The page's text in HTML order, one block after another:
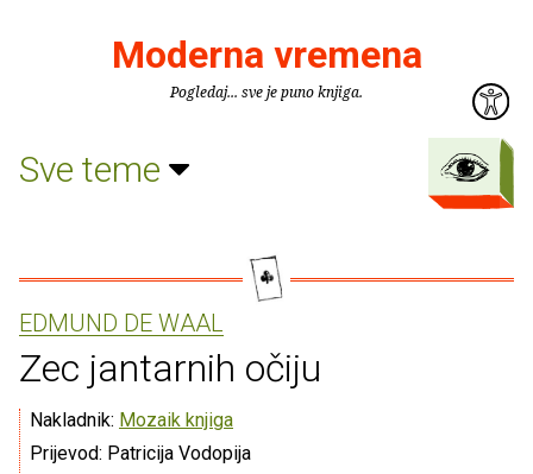
Moderna vremena
Pogledaj... sve je puno knjiga.
Sve teme
EDMUND DE WAAL
Zec jantarnih očiju
Nakladnik: Mozaik knjiga
Prijevod: Patricija Vodopija